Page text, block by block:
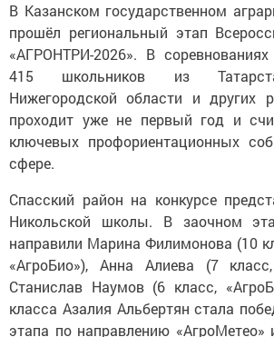
В Казанском государственном
прошёл региональный этап
«АГРОНТРИ-2026». В
415 школьников из
Нижегородской области и других
проходит уже не первый год и
ключевых профориентационных
сфере.
Спасский район на конкурсе
Никольской школы. В заочном
направили Марина Филимонова (10
«АгроБио»), Анна Алиева (7
Станислав Наумов (6 класс,
класса Азалия Альбертян стала
этапа по направлению